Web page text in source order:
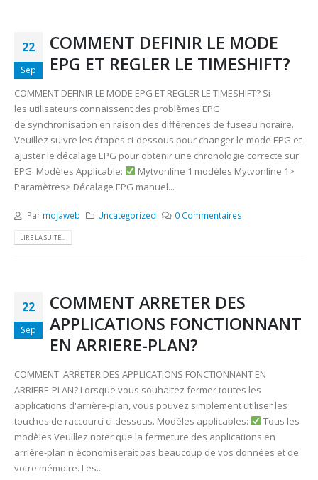
22
Sep
COMMENT DEFINIR LE MODE
EPG ET REGLER LE TIMESHIFT?
COMMENT DEFINIR LE MODE EPG ET REGLER LE TIMESHIFT? Si
les utilisateurs connaissent des problèmes EPG
de synchronisation en raison des différences de fuseau horaire.
Veuillez suivre les étapes ci-dessous pour changer le mode EPG et
ajuster le décalage EPG pour obtenir une chronologie correcte sur
EPG. Modèles Applicable:
Mytvonline 1 modèles Mytvonline 1>
Paramètres> Décalage EPG manuel...
Par mojaweb Uncategorized 0 Commentaires
LIRE LA SUITE...
22
Sep
COMMENT ARRETER DES
APPLICATIONS FONCTIONNANT
EN ARRIERE-PLAN?
COMMENT ARRETER DES APPLICATIONS FONCTIONNANT EN
ARRIERE-PLAN? Lorsque vous souhaitez fermer toutes les
applications d'arrière-plan, vous pouvez simplement utiliser les
touches de raccourci ci-dessous. Modèles applicables:
Tous les
modèles Veuillez noter que la fermeture des applications en
arrière-plan n'économiserait pas beaucoup de vos données et de
votre mémoire. Les...